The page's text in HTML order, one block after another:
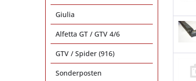
Giulia
Alfetta GT / GTV 4/6
GTV / Spider (916)
Sonderposten